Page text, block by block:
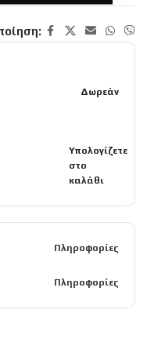
Δωρεάν
Υπολογίζετε
στο
καλάθι
Πληροφορίες
Πληροφορίες